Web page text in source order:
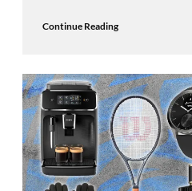
Continue Reading